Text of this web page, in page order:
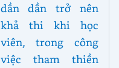
dần dần trở nên
khả thi khi học
viên, trong công
việc tham thiền